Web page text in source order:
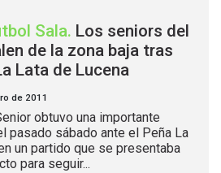
Sala. Los seniors del
de la zona baja tras
Lata de Lucena
de 2011
obtuvo una importante
pasado sábado ante el Peña La
un partido que se presentaba
para seguir...